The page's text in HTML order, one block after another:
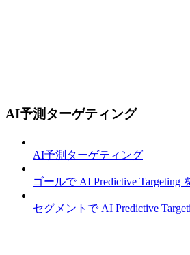
AI予測ターゲティング
AI予測ターゲティング
ゴールで AI Predictive Targeting
セグメントで AI Predictive